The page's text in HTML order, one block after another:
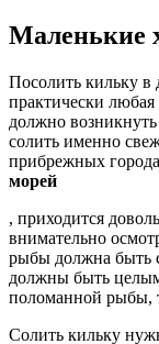
Маленькие
Посолить кильку
практически
должно
солить именно
прибрежных
морей
, приходится
внимательно
рыбы должна быть
должны быть
поломанной рыбы,
Солить кильку